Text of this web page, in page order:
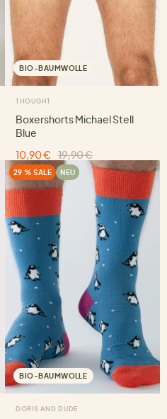
BIO-BAUMWOLLE
THOUGHT
Boxershorts Michael Stell
Blue
10,90 €
19,90 €
29 % SALE NEU
BIO-BAUMWOLLE
DORIS AND DUDE